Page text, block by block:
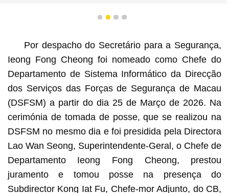
1 2 3 4
Por despacho do Secretário para a Segurança,
Ieong Fong Cheong foi nomeado como Chefe do
Departamento de Sistema Informático da Direcção
dos Serviços das Forças de Segurança de Macau
(DSFSM) a partir do dia 25 de Março de 2026. Na
cerimónia de tomada de posse, que se realizou na
DSFSM no mesmo dia e foi presidida pela Directora
Lao Wan Seong, Superintendente-Geral, o Chefe de
Departamento Ieong Fong Cheong, prestou
juramento e tomou posse na presença do
Subdirector Kong Iat Fu, Chefe-mor Adjunto, do CB,